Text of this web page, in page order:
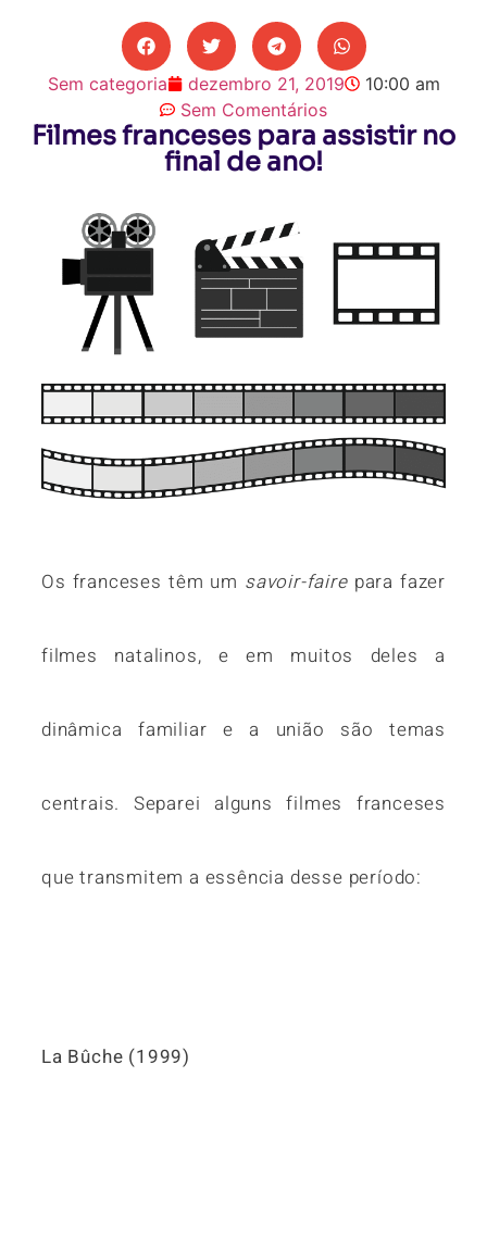
Sem categoria dezembro 21, 2019
10:00 am
Sem Comentários
Filmes franceses para assistir no
final de ano!
Os franceses têm um savoir-fairepara fazer
filmes natalinos, e em muitos deles a
dinâmica familiar e a união são temas
centrais. Separei alguns filmes franceses
que transmitem a essência desse período:
La Bûche (1999)